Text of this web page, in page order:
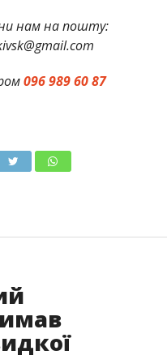
нам на пошту:
096 989 60 87